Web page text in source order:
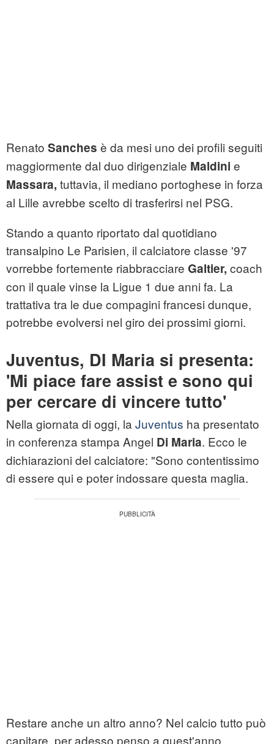
Renato Sanches è da mesi uno dei profili seguiti
maggiormente dal duo dirigenziale Maldini e
Massara, tuttavia, il mediano portoghese in forza
al Lille avrebbe scelto di trasferirsi nel PSG.
Stando a quanto riportato dal quotidiano
transalpino Le Parisien, il calciatore classe '97
vorrebbe fortemente riabbracciare Galtier, coach
con il quale vinse la Ligue 1 due anni fa. La
trattativa tra le due compagini francesi dunque,
potrebbe evolversi nel giro dei prossimi giorni.
Juventus, DI Maria si presenta:
'Mi piace fare assist e sono qui
per cercare di vincere tutto'
Nella giornata di oggi, la Juventus ha presentato
in conferenza stampa Angel Di Maria. Ecco le
dichiarazioni del calciatore: "Sono contentissimo
di essere qui e poter indossare questa maglia.
Restare anche un altro anno? Nel calcio tutto può
capitare, per adesso penso a quest'anno.